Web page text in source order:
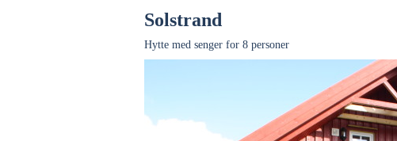
Solstrand
Hytte med senger for 8 personer